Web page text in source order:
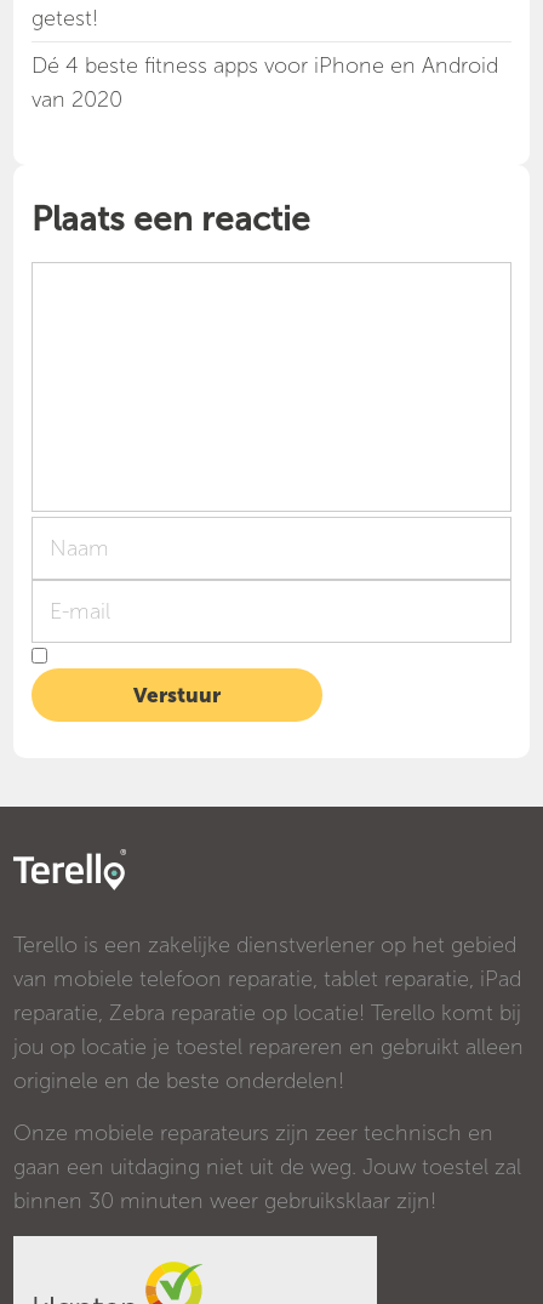
getest!
Dé 4 beste fitness apps voor iPhone en Android
van 2020
Plaats een reactie
Terello is een zakelijke dienstverlener op het gebied
van mobiele telefoon reparatie, tablet reparatie, iPad
reparatie, Zebra reparatie op locatie! Terello komt bij
jou op locatie je toestel repareren en gebruikt alleen
originele en de beste onderdelen!
Onze mobiele reparateurs zijn zeer technisch en
gaan een uitdaging niet uit de weg. Jouw toestel zal
binnen 30 minuten weer gebruiksklaar zijn!